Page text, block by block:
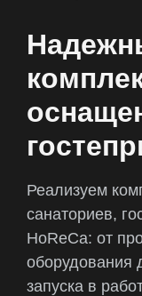
Реализуем
санаториев,
HoReCa: от
оборудования
запуска в